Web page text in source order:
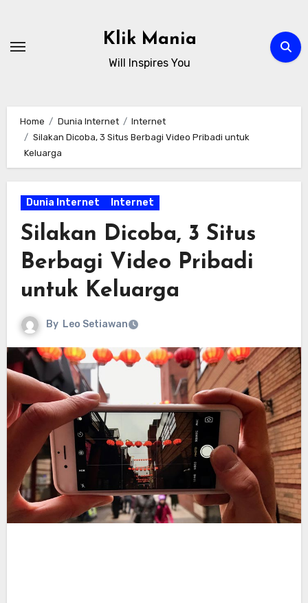
content
Klik Mania
Will Inspires You
Home Dunia Internet
Internet
Silakan Dicoba, 3 Situs Berbagi Video Pribadi untuk
Keluarga
Dunia Internet Internet
Silakan Dicoba, 3 Situs
Berbagi Video Pribadi
untuk Keluarga
By Leo Setiawan